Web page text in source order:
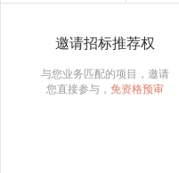
邀请招标推荐权
与您业务匹配的项目，邀请
您直接参与， 免资格预审